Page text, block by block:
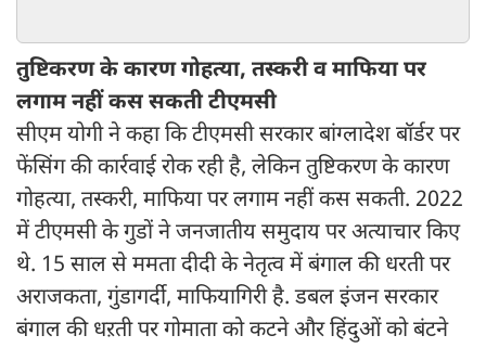
तुष्टिकरण के कारण गोहत्या, तस्करी व माफिया पर
लगाम नहीं कस सकती टीएमसी
सीएम योगी ने कहा कि टीएमसी सरकार बांग्लादेश बॉर्डर पर
फेंसिंग की कार्रवाई रोक रही है, लेकिन तुष्टिकरण के कारण
गोहत्या, तस्करी, माफिया पर लगाम नहीं कस सकती. 2022
में टीएमसी के गुडों ने जनजातीय समुदाय पर अत्याचार किए
थे. 15 साल से ममता दीदी के नेतृत्व में बंगाल की धरती पर
अराजकता, गुंडागर्दी, माफियागिरी है. डबल इंजन सरकार
बंगाल की धऱती पर गोमाता को कटने और हिंदुओं को बंटने